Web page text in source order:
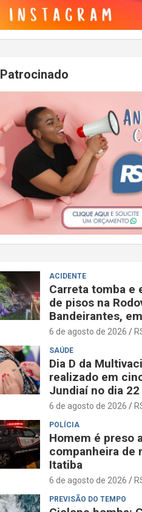
Patrocinado
ACIDENTE
Carreta tomba e
de pisos na
Bandeirantes,
6 de agosto de 2026
SAÚDE
Dia D da
realizado em
Jundiaí no dia 22
6 de agosto de 2026
POLÍCIA
Homem é preso
companheira de
Itatiba
6 de agosto de 2026
PREVISÃO DO TEMPO